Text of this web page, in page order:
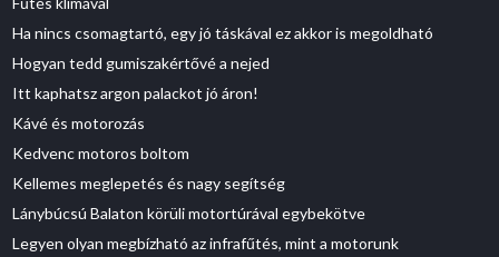
Ha nincs csomagtartó, egy jó táskával ez akkor is megoldható
Hogyan tedd gumiszakértővé a nejed
Itt kaphatsz argon palackot jó áron!
Kávé és motorozás
Kedvenc motoros boltom
Kellemes meglepetés és nagy segítség
Lánybúcsú Balaton körüli motortúrával egybekötve
Legyen olyan megbízható az infrafűtés, mint a motorunk